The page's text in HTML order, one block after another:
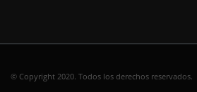
© Copyright 2020. Todos los derechos reservados.